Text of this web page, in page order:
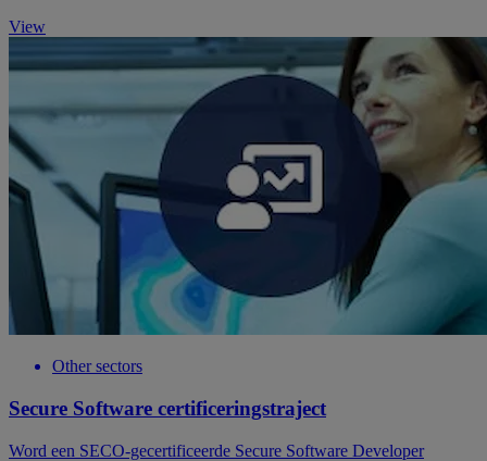
View
Other sectors
Secure Software certificeringstraject
Word een SECO-gecertificeerde Secure Software Developer